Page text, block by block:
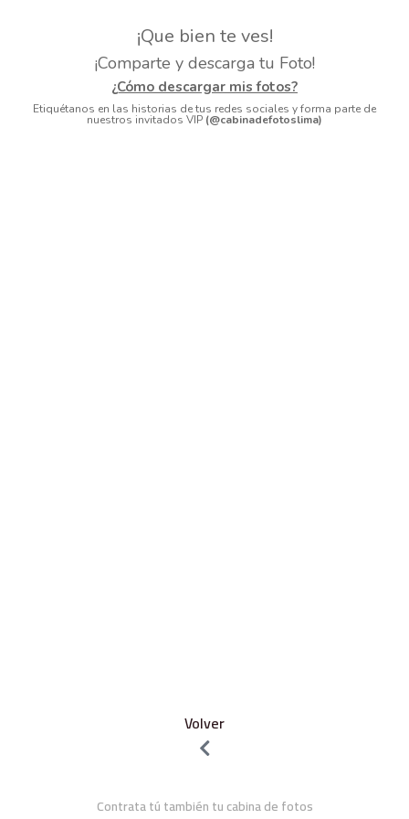
¡Que bien te ves!
¡Comparte y descarga tu Foto!
¿Cómo descargar mis fotos?
Etiquétanos en las historias de tus redes sociales y forma parte de
nuestros invitados VIP (@cabinadefotoslima)
Volver
Contrata tú también tu cabina de fotos